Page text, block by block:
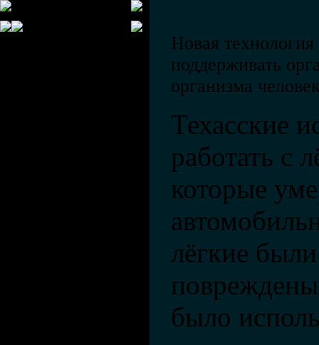
Новая
поддерживать
организма
Техасские
работать с
которые
лёгкие
было